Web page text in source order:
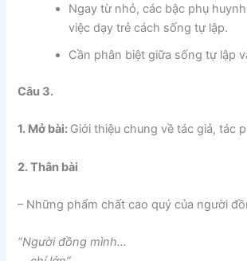
Ngay từ nhỏ, các bậc phụ
việc dạy trẻ cách sống tự lập.
Cần phân biệt giữa sống tự lập
Câu 3.
1. Mở bài: Giới thiệu chung về tác giả, tác
2. Thân bài
– Những phẩm chất cao quý của người
“Người đồng mình…